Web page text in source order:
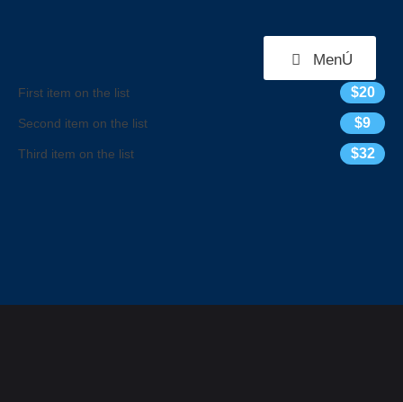
MenÚ
First item on the list $20
Second item on the list $9
Third item on the list $32